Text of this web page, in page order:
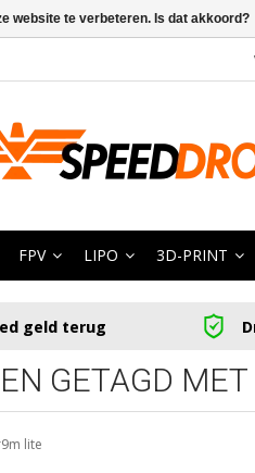
FPV LIPO 3D-PRINT
geld terug
GETAGD
lite
website te verbeteren. Is dat akkoord?